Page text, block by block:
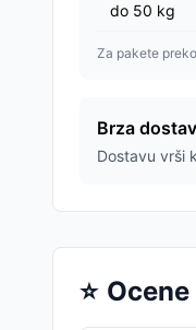
do 50 kg
Za pakete
Brza
Dostavu vrši
⭐